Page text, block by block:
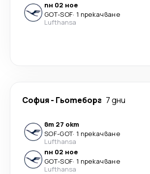
пн 02 ное
GOT-SOF· 1 прекачване
Lufthansa
София- Гьотеборг 7 дни
вт 27 окт
SOF-GOT· 1 прекачване
Lufthansa
пн 02 ное
GOT-SOF· 1 прекачване
Lufthansa